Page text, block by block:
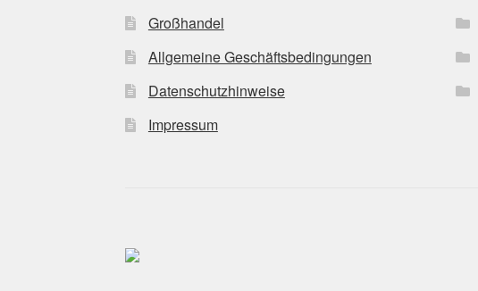
Großhandel
Allgemeine Geschäftsbedingungen
Datenschutzhinweise
Impressum